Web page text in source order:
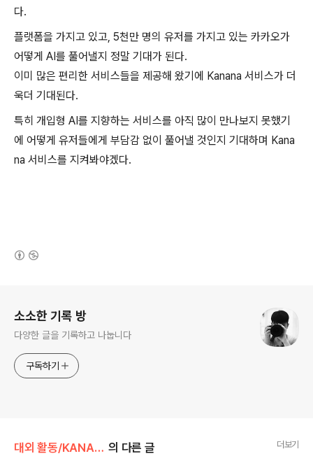
다.
플랫폼을 가지고 있고, 5천만 명의 유저를 가지고 있는 카카오가
어떻게 AI를 풀어낼지 정말 기대가 된다.
이미 많은 편리한 서비스들을 제공해 왔기에 Kanana 서비스가 더
욱더 기대된다.
특히 개입형 AI를 지향하는 서비스를 아직 많이 만나보지 못했기
에 어떻게 유저들에게 부담감 없이 풀어낼 것인지 기대하며 Kana
na 서비스를 지켜봐야겠다.
소소한 기록 방
다양한 글을 기록하고 나눕니다
구독하기
대외 활동/KANANA 429 의 다른 글 더보기